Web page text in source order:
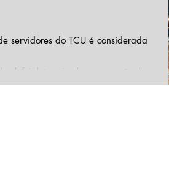
servidores do TCU é considerada
foi determinada a suspensão de